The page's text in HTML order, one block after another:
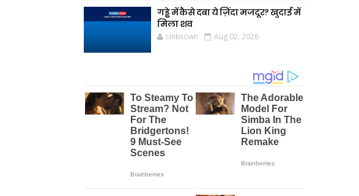
गड्ढे में कैसे दबा ये ज़िंदा मजदूर? खुदाई में
मिला शव
Unknown Aug 02, 2026